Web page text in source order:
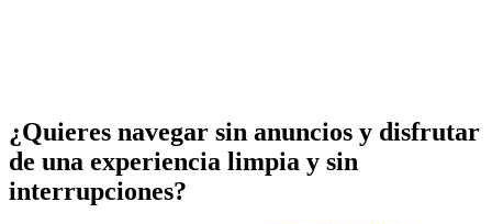
¿Quieres navegar sin anuncios y disfrutar
de una experiencia limpia y sin
interrupciones?